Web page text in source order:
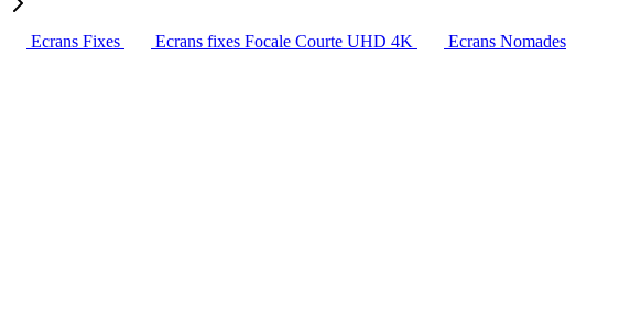
Ecrans Fixes Ecrans fixes Focale Courte UHD 4K
Ecrans Nomades